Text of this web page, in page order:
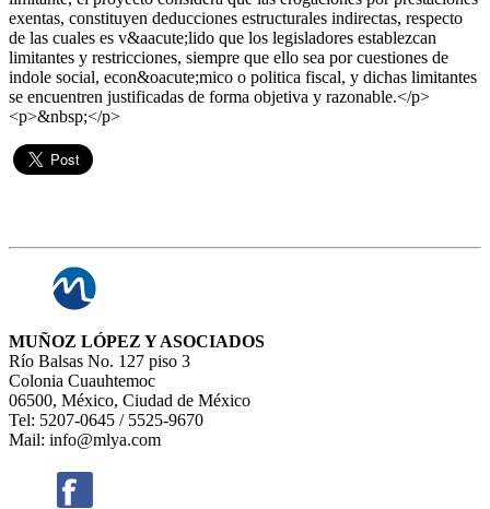
exentas, constituyen deducciones estructurales indirectas, respecto
de las cuales es v&aacute;lido que los legisladores establezcan
limitantes y restricciones, siempre que ello sea por cuestiones de
indole social, econ&oacute;mico o politica fiscal, y dichas limitantes
se encuentren justificadas de forma objetiva y razonable.</p>
<p>&nbsp;</p>
MUÑOZ LÓPEZ Y ASOCIADOS
Río Balsas No. 127 piso 3
Colonia Cuauhtemoc
06500, México, Ciudad de México
Tel: 5207-0645 / 5525-9670
Mail: info@mlya.com